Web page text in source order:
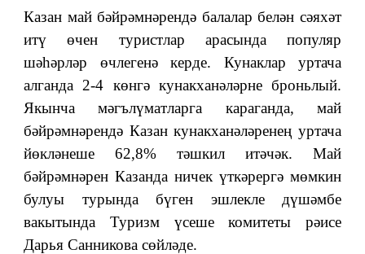
Казан май бәйрәмнәрендә балалар белән сәяхәт
итү өчен туристлар арасында популяр
шәһәрләр өчлегенәкерде. Кунаклар уртача
алганда 2-4 көнгә кунакханәләрне броньлый.
Якынча мәгълүматларга караганда, май
бәйрәмнәрендә Казан кунакханәләренең уртача
йөкләнеше 62,8% тәшкил итәчәк. Май
бәйрәмнәрен Казанда ничек үткәрергә мөмкин
булуы турында бүген эшлекле дүшәмбе
вакытында Туризм үсеше комитеты рәисе
Дарья Санникова сөйләде.